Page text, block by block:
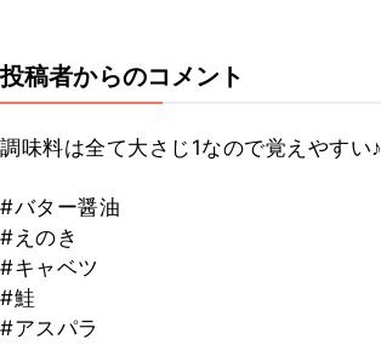
投稿者からのコメント
調味料は全て大さじ1なので覚えやすい♪
#バター醤油
#えのき
#キャベツ
#鮭
#アスパラ